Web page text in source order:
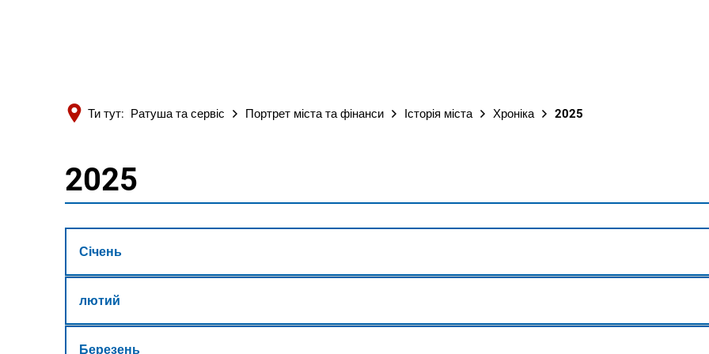
Ти тут: Ратуша та сервіс Портрет міста та фінанси Історія міста Хроніка 2025
20252025
Січень
лютий
Березень